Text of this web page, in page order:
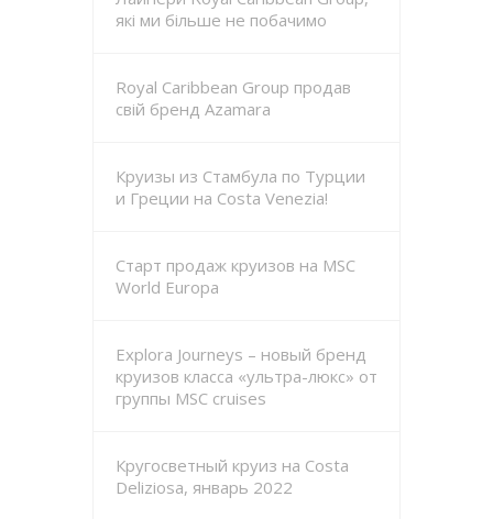
які ми більше не побачимо
Royal Caribbean Group продав
свій бренд Azamara
Круизы из Стамбула по Турции
и Греции на Costa Venezia!
Старт продаж круизов на MSC
World Europa
Explora Journeys – новый бренд
круизов класса «ультра-люкс» от
группы MSC cruises
Кругосветный круиз на Costa
Deliziosa, январь 2022